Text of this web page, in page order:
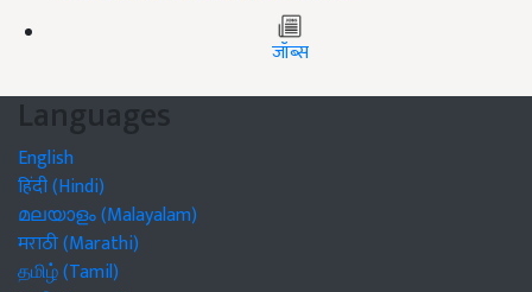
जॉब्स
Languages
English
हिंदी (Hindi)
മലയാളം (Malayalam)
मराठी (Marathi)
தமிழ் (Tamil)